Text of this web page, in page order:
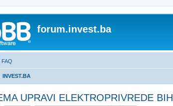
forum.invest.ba
FAQ
INVEST.BA
UPRAVI ELEKTROPRIVREDE BIH